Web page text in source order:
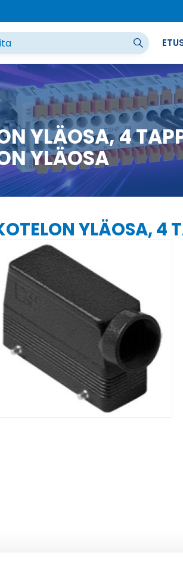
YLÄOSA, 4
YLÄOSA
YLÄOSA, 4